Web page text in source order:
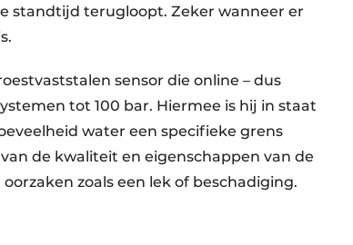
standtijd terugloopt. Zeker wanneer er
sensor die online – dus
tot 100 bar. Hiermee is hij in staat
water een specifieke grens
de kwaliteit en eigenschappen van de
zoals een lek of beschadiging.